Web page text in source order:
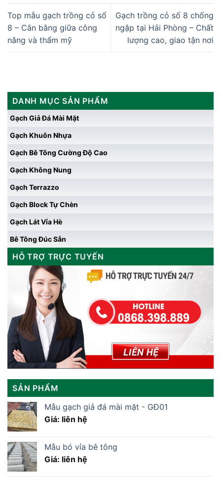
Top mẫu gạch trồng cỏ số
8 – Cân bằng giữa công
năng và thẩm mỹ
Gạch trồng cỏ số 8 chống
ngập tại Hải Phòng – Chất
lượng cao, giao tận nơi
DANH MỤC SẢN PHẨM
Gạch Giả Đá Mài Mặt
Gạch Khuôn Nhựa
Gạch Bê Tông Cường Độ Cao
Gạch Không Nung
Gạch Terrazzo
Gạch Block Tự Chèn
Gạch Lát Vỉa Hè
Bê Tông Đúc Sẳn
HỖ TRỢ TRỰC TUYẾN
SẢN PHẨM
Mẫu gạch giả đá mài mặt - GĐ01
Giá: liên hệ
Mẫu bó vỉa bê tông
Giá: liên hệ